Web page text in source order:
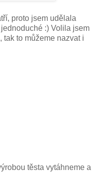
proto jsem udělala
:) Volila jsem
to můžeme nazvat i
těsta vytáhneme a